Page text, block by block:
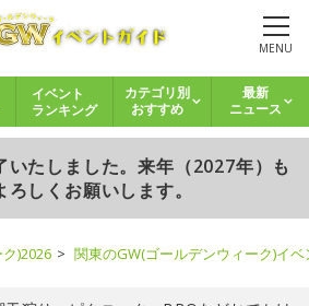
MENU
イベント
ランキング
カテゴリ別
おすすめ
最新
ニュース
いたしました。来年（2027年）も
ろしくお願いします。
)2026 関東のGW(ゴールデンウィーク)イ